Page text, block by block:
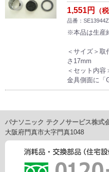
1,551円 （
品番：SE13944Z
※本品は生産
＜サイズ＞
さ17mm
＜セット内容
金具側面に「
パナソニック テクノサービス株式
大阪府門真市大字門真1048